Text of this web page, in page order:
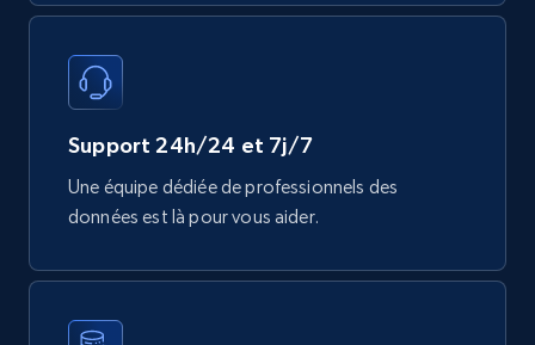
Support 24h/24 et 7j/7
Une équipe dédiée de professionnels des
données est là pour vous aider.